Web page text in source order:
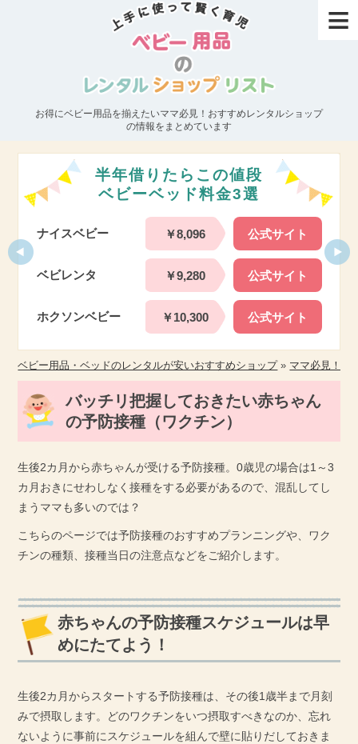
お得にベビー用品を揃えたいママ必見！おすすめレンタルショップ
の情報をまとめています
≡
半年借りたらこの値段
ベビーベッド料金3選
ナイスベビー ￥8,096 公式サイト
ベビレンタ ￥9,280 公式サイト
ホクソンベビー ￥10,300 公式サイト
ベビー用品・ベッドのレンタルが安いおすすめショップ» ママ必見！出
バッチリ把握しておきたい赤ちゃん
の予防接種（ワクチン）
生後2カ月から赤ちゃんが受ける予防接種。0歳児の場合は1～3
カ月おきにせわしなく接種をする必要があるので、混乱してし
まうママも多いのでは？
こちらのページでは予防接種のおすすめプランニングや、ワク
チンの種類、接種当日の注意点などをご紹介します。
赤ちゃんの予防接種スケジュールは早
めにたてよう！
生後2カ月からスタートする予防接種は、その後1歳半まで月刻
みで摂取します。どのワクチンをいつ摂取すべきなのか、忘れ
ないように事前にスケジュールを組んで壁に貼りだしておきま